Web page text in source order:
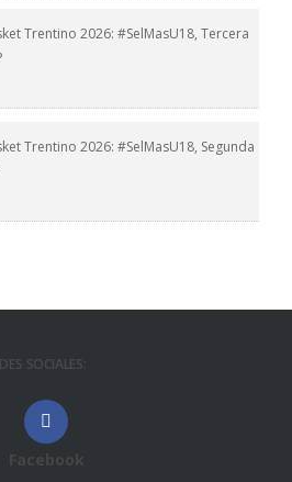
Trentino 2026: #SelMasU18, Tercera
Trentino 2026: #SelMasU18, Segunda
SOCIALES:
Facebook